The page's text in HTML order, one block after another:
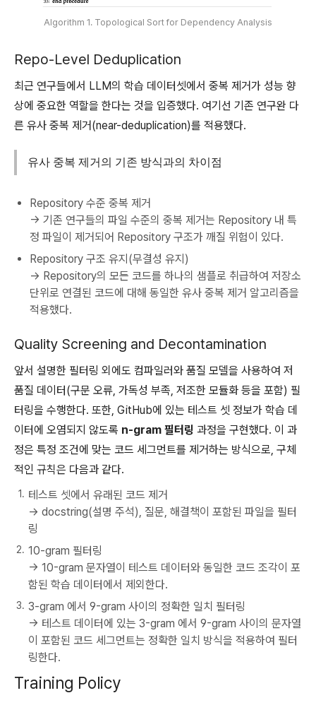
Algorithm 1. Topological Sort for Dependency Analysis
Repo-Level Deduplication
최근 연구들에서 LLM의 학습 데이터셋에서 중복 제거가 성능 향
상에 중요한 역할을 한다는 것을 입증했다. 여기선 기존 연구완 다
른 유사 중복 제거(near-deduplication)를 적용했다.
유사 중복 제거의 기존 방식과의 차이점
Repository 수준 중복 제거
→ 기존 연구들의 파일 수준의 중복 제거는 Repository 내 특
정 파일이 제거되어 Repository 구조가 깨질 위험이 있다.
Repository 구조 유지(무결성 유지)
→ Repository의 모든 코드를 하나의 샘플로 취급하여 저장소
단위로 연결된 코드에 대해 동일한 유사 중복 제거 알고리즘을
적용했다.
Quality Screening and Decontamination
앞서 설명한 필터링 외에도 컴파일러와 품질 모델을 사용하여 저
품질 데이터(구문 오류, 가독성 부족, 저조한 모듈화 등을 포함) 필
터링을 수행한다. 또한, GitHub에 있는 테스트 셋 정보가 학습 데
이터에 오염되지 않도록 n-gram 필터링 과정을 구현했다. 이 과
정은 특정 조건에 맞는 코드 세그먼트를 제거하는 방식으로, 구체
적인 규칙은 다음과 같다.
테스트 셋에서 유래된 코드 제거
→ docstring(설명 주석), 질문, 해결책이 포함된 파일을 필터
링
10-gram 필터링
→ 10-gram 문자열이 테스트 데이터와 동일한 코드 조각이 포
함된 학습 데이터에서 제외한다.
3-gram 에서 9-gram 사이의 정확한 일치 필터링
→ 테스트 데이터에 있는 3-gram 에서 9-gram 사이의 문자열
이 포함된 코드 세그먼트는 정확한 일치 방식을 적용하여 필터
링한다.
Training Policy